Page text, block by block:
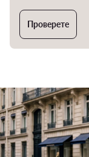
Проверете